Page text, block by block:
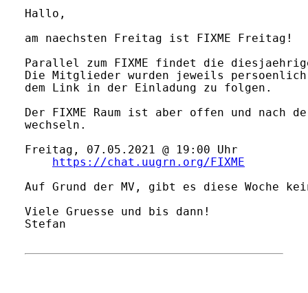
Hallo,
am naechsten Freitag ist FIXME Freitag!
Parallel zum FIXME findet die
Die Mitglieder wurden jeweils
dem Link in der Einladung zu folgen.
Der FIXME Raum ist aber offen und nach
wechseln.
Freitag, 07.05.2021 @ 19:00 Uhr
https://chat.uugrn.org/FIXME
Auf Grund der MV, gibt es diese Woche
Viele Gruesse und bis dann!
Stefan